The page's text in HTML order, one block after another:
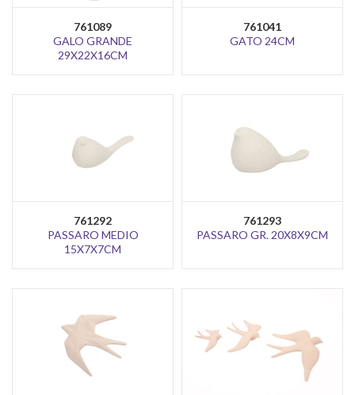
761089
GALO GRANDE
29X22X16CM
761041
GATO 24CM
761292
PASSARO MEDIO
15X7X7CM
761293
PASSARO GR. 20X8X9CM